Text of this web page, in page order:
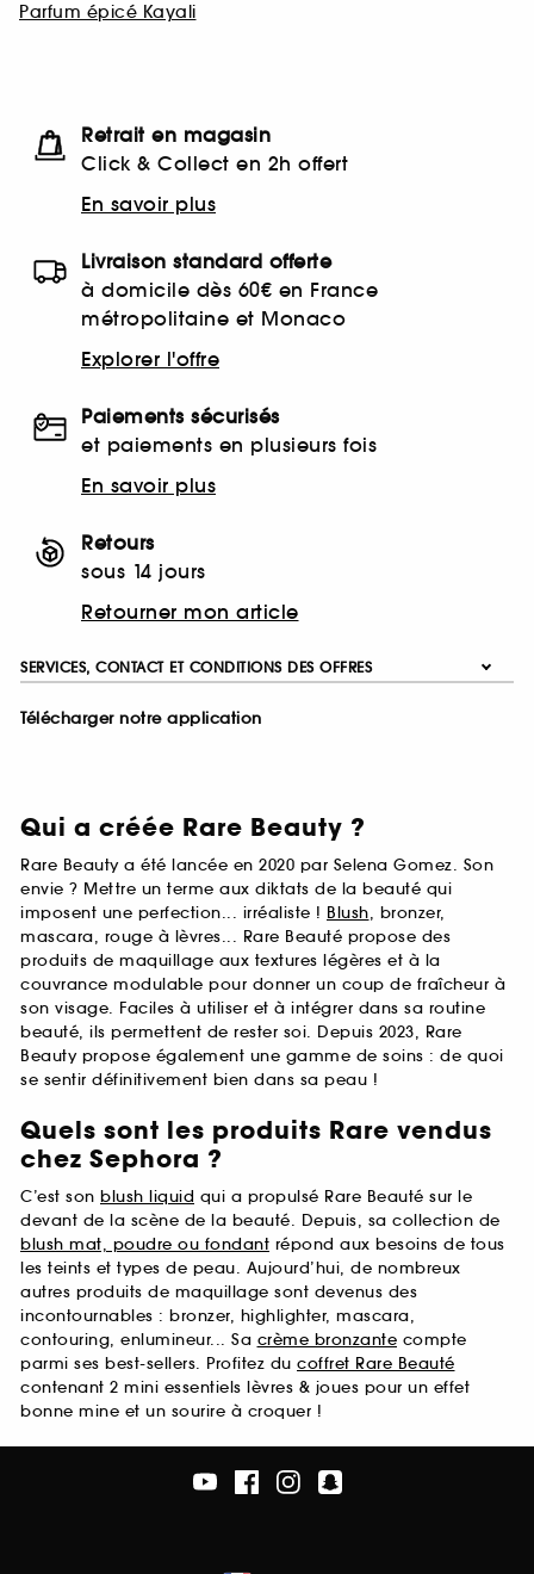
Parfum épicé Kayali
Retrait en magasin
Click & Collect en 2h offert
En savoir plus
Livraison standard offerte
à domicile dès 60€ en France
métropolitaine et Monaco
Explorer l'offre
Paiements sécurisés
et paiements en plusieurs fois
En savoir plus
Retours
sous 14 jours
Retourner mon article
SERVICES, CONTACT ET CONDITIONS DES OFFRES
Télécharger notre application
Qui a créée Rare Beauty ?
Rare Beauty a été lancée en 2020 par Selena Gomez. Son
envie ? Mettre un terme aux diktats de la beauté qui
imposent une perfection... irréaliste ! Blush, bronzer,
mascara, rouge à lèvres... Rare Beauté propose des
produits de maquillage aux textures légères et à la
couvrance modulable pour donner un coup de fraîcheur à
son visage. Faciles à utiliser et à intégrer dans sa routine
beauté, ils permettent de rester soi. Depuis 2023, Rare
Beauty propose également une gamme de soins : de quoi
se sentir définitivement bien dans sa peau !
Quels sont les produits Rare vendus
chez Sephora ?
C’est son blush liquid qui a propulsé Rare Beauté sur le
devant de la scène de la beauté. Depuis, sa collection de
blush mat, poudre ou fondant répond aux besoins de tous
les teints et types de peau. Aujourd’hui, de nombreux
autres produits de maquillage sont devenus des
incontournables : bronzer, highlighter, mascara,
contouring, enlumineur... Sa crème bronzante compte
parmi ses best-sellers. Profitez du coffret Rare Beauté
contenant 2 mini essentiels lèvres & joues pour un effet
bonne mine et un sourire à croquer !